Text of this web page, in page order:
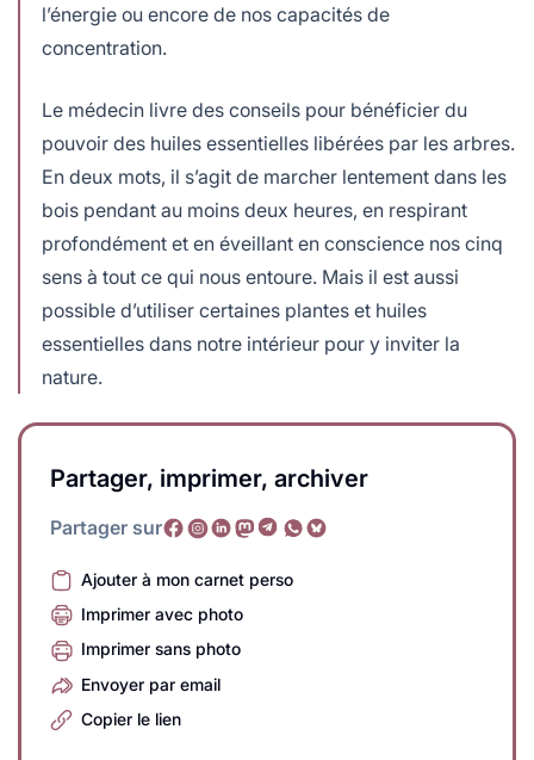
l’énergie ou encore de nos capacités de
concentration.
Le médecin livre des conseils pour bénéficier du
pouvoir des huiles essentielles libérées par les arbres.
En deux mots, il s’agit de marcher lentement dans les
bois pendant au moins deux heures, en respirant
profondément et en éveillant en conscience nos cinq
sens à tout ce qui nous entoure. Mais il est aussi
possible d’utiliser certaines plantes et huiles
essentielles dans notre intérieur pour y inviter la
nature.
Partager, imprimer, archiver
Partager sur
Ajouter à mon carnet perso
Imprimer avec photo
Imprimer sans photo
Envoyer par email
Copier le lien